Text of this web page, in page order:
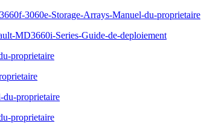
3060e-Storage-Arrays-Manuel-du-proprietaire
MD3660i-Series-Guide-de-deploiement
proprietaire
proprietaire
proprietaire